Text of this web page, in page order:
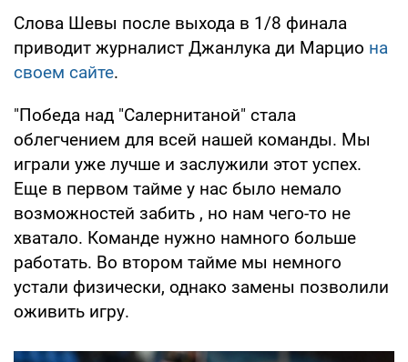
Слова Шевы после выхода в 1/8 финала
приводит журналист Джанлука ди Марцио на
своем сайте.
"Победа над "Салернитаной" стала
облегчением для всей нашей команды. Мы
играли уже лучше и заслужили этот успех.
Еще в первом тайме у нас было немало
возможностей забить , но нам чего-то не
хватало. Команде нужно намного больше
работать. Во втором тайме мы немного
устали физически, однако замены позволили
оживить игру.